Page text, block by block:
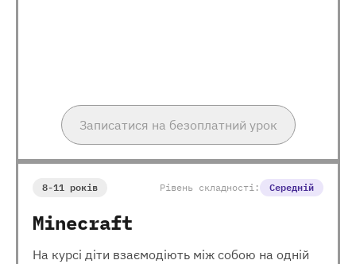
Записатися на безоплатний урок
8-11 років Рівень складності: Середній
Minecraft
На курсі діти взаємодіють між собою на одній